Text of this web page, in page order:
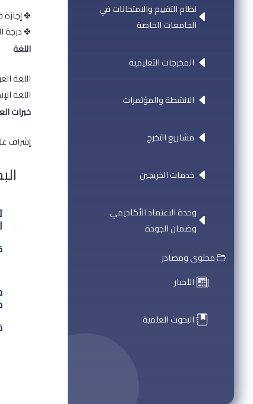
نظام التقييم والامتحانات في
الجامعات الخاصة
المخرجات التعليمية
الانشطة والمؤتمرات
مشاريع التخرج
خدمات الخريجين
وحدة الاعتماد الأكاديمي
وضمان الجودة
محتوى ومصادر
الأخبار
البحوث العلمية
✤ إجازة
✤ درجة
اللغة
اللغة
اللغة
خبرات
إشراف